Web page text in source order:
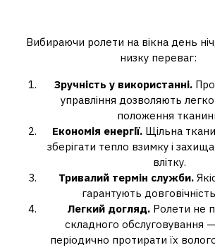
Вибираючи ролети на вікна день
низку переваг:
Зручність у використанні.
управління дозволяють
положення
Економія енергії. Щільна
зберігати тепло взимку і
влітку.
Тривалий термін служби.
гарантують
Легкий догляд. Ролети не
складного обслуговування
періодично протирати їх